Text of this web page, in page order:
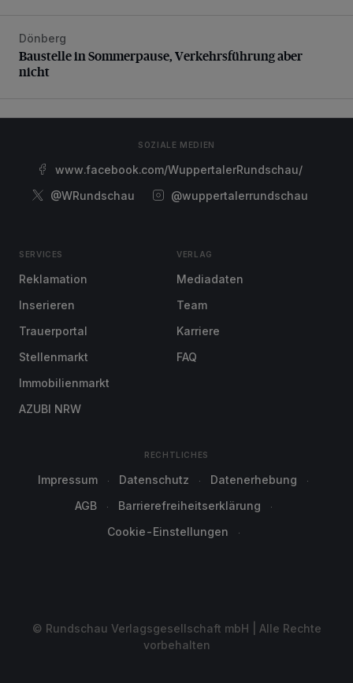
Baustelle in Sommerpause, Verkehrsführung aber nicht
Dönberg
Baustelle in Sommerpause, Verkehrsführung aber
nicht
SOZIALE MEDIEN
www.facebook.com/WuppertalerRundschau/
@WRundschau
@wuppertalerrundschau
SERVICES
Reklamation
Inserieren
Trauerportal
Stellenmarkt
Immobilienmarkt
AZUBI NRW
VERLAG
Mediadaten
Team
Karriere
FAQ
RECHTLICHES
Impressum Datenschutz
Datenerhebung
AGB
Barrierefreiheitserklärung
Cookie-Einstellungen
© Rundschau Verlagsgesellschaft mbH | Alle Rechte
vorbehalten